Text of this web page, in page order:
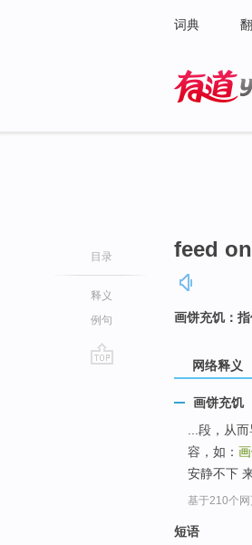
词典
目录
释义
例句
feed
画饼充饥：
网络释义
画饼充饥
...段，从
容，如：
安静不下 来
基于210个
短语